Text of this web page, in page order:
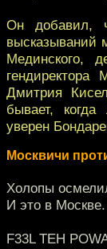
Он добавил,
высказываний
Мединского,
гендиректора
Дмитрия
бывает,
уверен
Москвичи
Холопы
И это в Москве.
F33L TEH